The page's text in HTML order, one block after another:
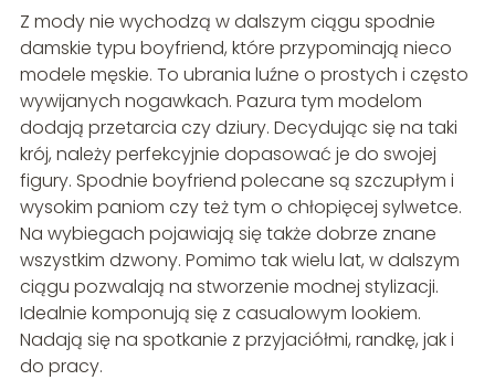
Z mody nie wychodzą w dalszym ciągu spodnie
damskie typu boyfriend, które przypominają nieco
modele męskie. To ubrania luźne o prostych i często
wywijanych nogawkach. Pazura tym modelom
dodają przetarcia czy dziury. Decydując się na taki
krój, należy perfekcyjnie dopasować je do swojej
figury. Spodnie boyfriend polecane są szczupłym i
wysokim paniom czy też tym o chłopięcej sylwetce.
Na wybiegach pojawiają się także dobrze znane
wszystkim dzwony. Pomimo tak wielu lat, w dalszym
ciągu pozwalają na stworzenie modnej stylizacji.
Idealnie komponują się z casualowym lookiem.
Nadają się na spotkanie z przyjaciółmi, randkę, jak i
do pracy.